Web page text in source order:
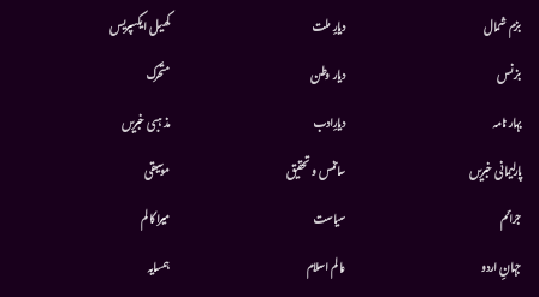
بزم شمال
بزنس
بہار نامہ
پارلیمانی خبریں
جرائم
جہانِ اردو
دیارِ ملت
دیار وطن
دیارِادب
سائنس و تحقیق
سیاست
عالم اسلام
کھیل ایکسپریس
متحرك
مذہبی خبریں
موسيقى
میرا کالم
ہمسایہ